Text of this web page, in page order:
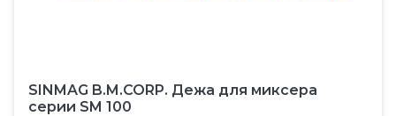
SINMAG B.M.CORP. Дежа для миксера
серии SM 100